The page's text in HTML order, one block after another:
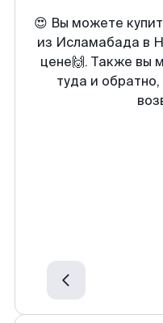
😍 Вы можете
из Исламабада в
цене🙌. Также вы
туда и